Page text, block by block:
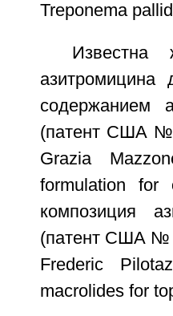
Treponema
Известна
азитромицина
содержанием
(патент США №
Grazia
formulation for
композиция
(патент США №
Frederic
macrolides for